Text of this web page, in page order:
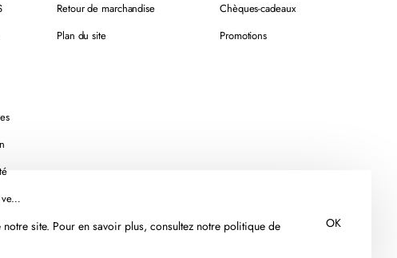
site. Pour en savoir plus, consultez notre politique de
OK
Conditions générales de vente
Retour de marchandise
Plan du site
Chèques-cadeaux
Promotions